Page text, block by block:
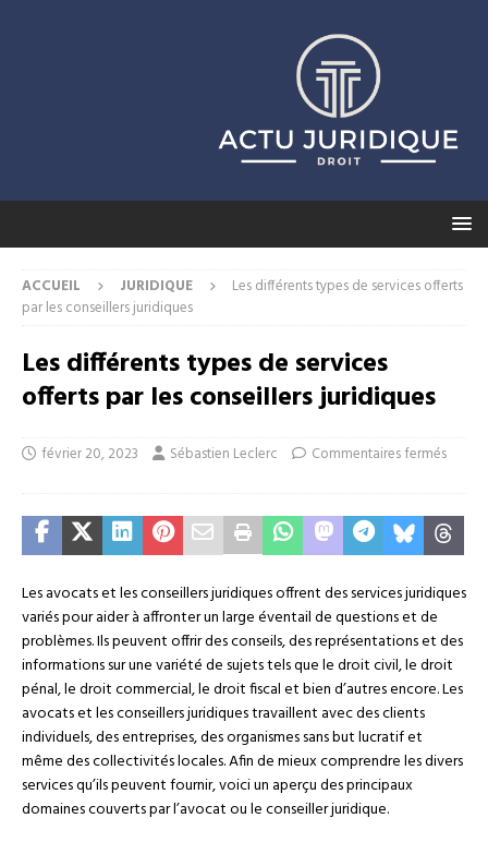
ACCUEIL JURIDIQUE
Les différents types de services offerts
par les conseillers juridiques
Les différents types de services
offerts par les conseillers juridiques
février 20, 2023 Sébastien Leclerc Commentaires fermés
Les avocats et les conseillers juridiques offrent des services juridiques
variés pour aider à affronter un large éventail de questions et de
problèmes. Ils peuvent offrir des conseils, des représentations et des
informations sur une variété de sujets tels que le droit civil, le droit
pénal, le droit commercial, le droit fiscal et bien d’autres encore. Les
avocats et les conseillers juridiques travaillent avec des clients
individuels, des entreprises, des organismes sans but lucratif et
même des collectivités locales. Afin de mieux comprendre les divers
services qu’ils peuvent fournir, voici un aperçu des principaux
domaines couverts par l’avocat ou le conseiller juridique.